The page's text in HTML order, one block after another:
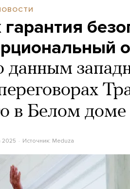
данным
в Белом доме
2025 Источник: Meduza